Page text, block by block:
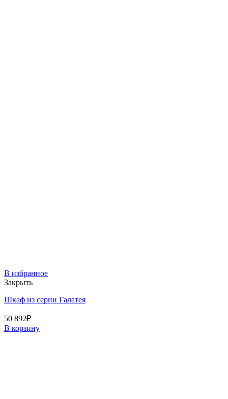
В избранное
Закрыть
Шкаф из серии Галатея
50 892₽
В корзину